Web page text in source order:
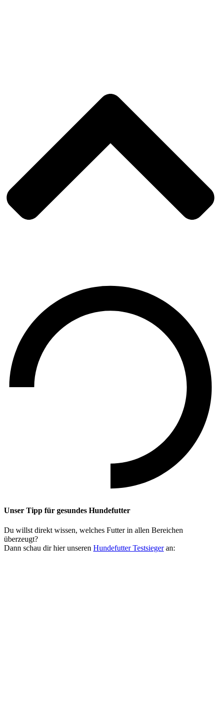
Unser Tipp für gesundes Hundefutter
Du willst direkt wissen, welches Futter in allen Bereichen
überzeugt?
Dann schau dir hier unseren Hundefutter Testsiegeran: